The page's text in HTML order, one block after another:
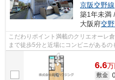
京阪交野線
築1年未満
大阪府交
こだわりポイント満載のクリエオーレ
まで徒歩5分と近場にコンビニがある
とは視力回復にも繋がりますので健康...
6.6万
敷金